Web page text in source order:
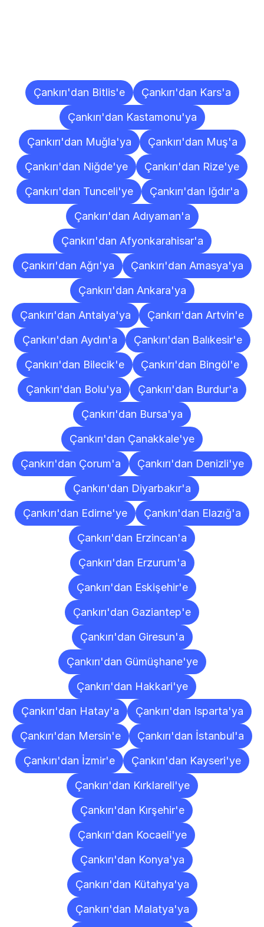
Çankırı'dan Bitlis'e
Çankırı'dan Kars'a
Çankırı'dan Kastamonu'ya
Çankırı'dan Muğla'ya
Çankırı'dan Muş'a
Çankırı'dan Niğde'ye
Çankırı'dan Rize'ye
Çankırı'dan Tunceli'ye
Çankırı'dan Iğdır'a
Çankırı'dan Adıyaman'a
Çankırı'dan Afyonkarahisar'a
Çankırı'dan Ağrı'ya
Çankırı'dan Amasya'ya
Çankırı'dan Ankara'ya
Çankırı'dan Antalya'ya
Çankırı'dan Artvin'e
Çankırı'dan Aydın'a
Çankırı'dan Balıkesir'e
Çankırı'dan Bilecik'e
Çankırı'dan Bingöl'e
Çankırı'dan Bolu'ya
Çankırı'dan Burdur'a
Çankırı'dan Bursa'ya
Çankırı'dan Çanakkale'ye
Çankırı'dan Çorum'a
Çankırı'dan Denizli'ye
Çankırı'dan Diyarbakır'a
Çankırı'dan Edirne'ye
Çankırı'dan Elazığ'a
Çankırı'dan Erzincan'a
Çankırı'dan Erzurum'a
Çankırı'dan Eskişehir'e
Çankırı'dan Gaziantep'e
Çankırı'dan Giresun'a
Çankırı'dan Gümüşhane'ye
Çankırı'dan Hakkari'ye
Çankırı'dan Hatay'a
Çankırı'dan Isparta'ya
Çankırı'dan Mersin'e
Çankırı'dan İstanbul'a
Çankırı'dan İzmir'e
Çankırı'dan Kayseri'ye
Çankırı'dan Kırklareli'ye
Çankırı'dan Kırşehir'e
Çankırı'dan Kocaeli'ye
Çankırı'dan Konya'ya
Çankırı'dan Kütahya'ya
Çankırı'dan Malatya'ya